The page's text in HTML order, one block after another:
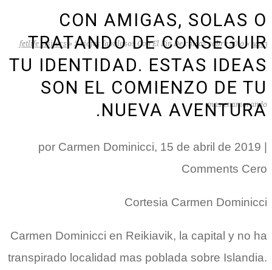
ראשי »
fetlife visitors » 5 viajes fabulosos Con El Fin De chicas sobre 50 o
mas enamorando
CON AMIGAS, SOLAS O
TRATANDO DE CONSEGUIR
TU IDENTIDAD. ESTAS IDEAS
SON EL COMIENZO DE TU
NUEVA AVENTURA.
por Carmen Dominicci, 15 de abril de 2019 |
Comments Cero
Cortesia Carmen Dominicci
Carmen Dominicci en Reikiavik, la capital y no ha
transpirado localidad mas poblada sobre Islandia.